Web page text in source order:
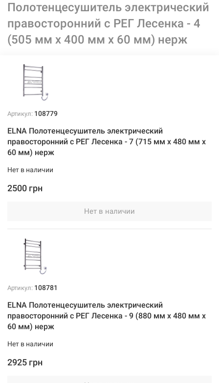
Полотенцесушитель электрический
правосторонний с РЕГ Лесенка - 4
(505 мм х 400 мм х 60 мм) нерж
Артикул: 108779
ELNA Полотенцесушитель электрический
правосторонний с РЕГ Лесенка - 7 (715 мм х 480 мм х
60 мм) нерж
Нет в наличии
2500 грн
Нет в наличии
Артикул: 108781
ELNA Полотенцесушитель электрический
правосторонний с РЕГ Лесенка - 9 (880 мм х 480 мм х
60 мм) нерж
Нет в наличии
2925 грн